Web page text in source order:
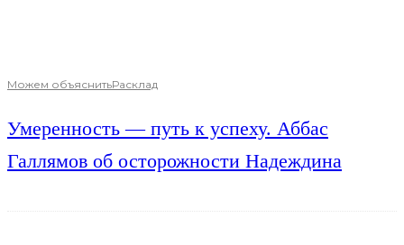
Можем объяснитьРасклад
Умеренность — путь к успеху. Аббас
Галлямов об осторожности Надеждина